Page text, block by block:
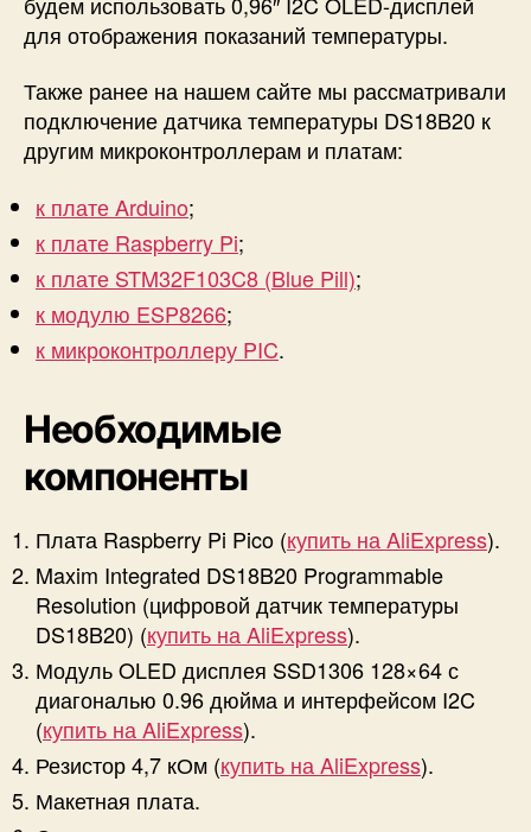
r
P
i
P
для отображения показаний температуры.
Также ранее на нашем сайте мы рассматривали
подключение датчика температуры DS18B20 к
другим микроконтроллерам и платам:
к плате Arduino;
к плате Raspberry Pi;
к плате STM32F103C8 (Blue Pill);
к модулю ESP8266;
к микроконтроллеру PIC.
Необходимые
компоненты
Плата Raspberry Pi Pico (купить на AliExpress).
Maxim Integrated DS18B20 Programmable
Resolution (цифровой датчик температуры
DS18B20) (купить на AliExpress).
Модуль OLED дисплея SSD1306 128×64 с
диагональю 0.96 дюйма и интерфейсом I2C
(купить на AliExpress).
Резистор 4,7 кОм (купить на AliExpress).
Макетная плата.